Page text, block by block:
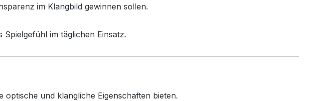
im Klangbild gewinnen sollen.
im täglichen Einsatz.
und klangliche Eigenschaften bieten.